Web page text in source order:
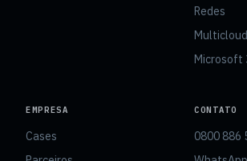
Redes
Multicloud
Microsoft
EMPRESA
Cases
CONTATO
0800 886